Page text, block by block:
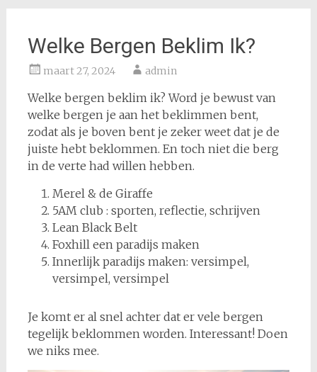
Welke Bergen Beklim Ik?
maart 27, 2024 admin
Welke bergen beklim ik? Word je bewust van
welke bergen je aan het beklimmen bent,
zodat als je boven bent je zeker weet dat je de
juiste hebt beklommen. En toch niet die berg
in de verte had willen hebben.
Merel & de Giraffe
5AM club : sporten, reflectie, schrijven
Lean Black Belt
Foxhill een paradijs maken
Innerlijk paradijs maken: versimpel,
versimpel, versimpel
Je komt er al snel achter dat er vele bergen
tegelijk beklommen worden. Interessant! Doen
we niks mee.